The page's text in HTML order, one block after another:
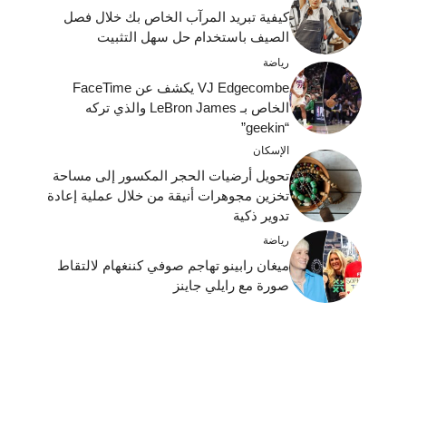
كيفية تبريد المرآب الخاص بك خلال فصل
الصيف باستخدام حل سهل التثبيت
رياضة
VJ Edgecombe يكشف عن FaceTime
الخاص بـ LeBron James والذي تركه
“geekin”
الإسكان
تحويل أرضيات الحجر المكسور إلى مساحة
تخزين مجوهرات أنيقة من خلال عملية إعادة
تدوير ذكية
رياضة
ميغان رابينو تهاجم صوفي كننغهام لالتقاط
صورة مع رايلي جاينز